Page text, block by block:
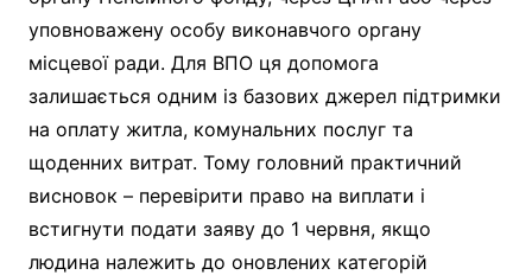
уповноважену особу виконавчого органу
місцевої ради. Для ВПО ця допомога
залишається одним із базових джерел підтримки
на оплату житла, комунальних послуг та
щоденних витрат. Тому головний практичний
висновок – перевірити право на виплати і
встигнути подати заяву до 1 червня, якщо
людина належить до оновлених категорій